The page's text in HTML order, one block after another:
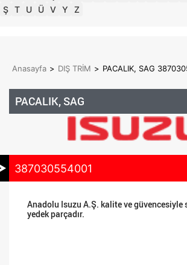
Ş T U Ü V Y Z
Anasayfa > DIŞ TRİM > PACALIK, SAG
PACALIK, SAG
387030554001
Anadolu Isuzu A.Ş. kalite ve güvencesiyle
yedek parçadır.